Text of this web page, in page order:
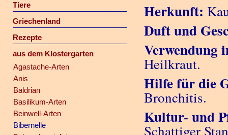
Tiere
Griechenland
Rezepte
aus dem Klostergarten
Agastache-Arten
Anis
Baldrian
Basilikum-Arten
Beinwell-Arten
Bibernelle
Herkunft:
Duft und
Verwendung
Heilkraut.
Hilfe für die
Bronchitis.
Kultur- und
Schattiger